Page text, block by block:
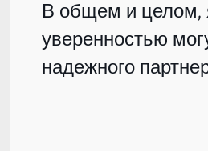
В общем и целом,
уверенностью
надежного